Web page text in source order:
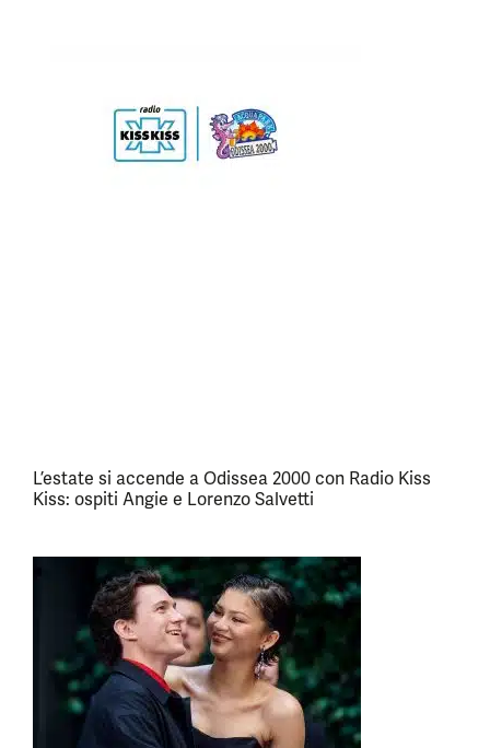
L’estate si accende a Odissea 2000 con Radio Kiss
Kiss: ospiti Angie e Lorenzo Salvetti